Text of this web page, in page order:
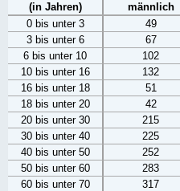
(in Jahren) männlich
0 bis unter 3
49
3 bis unter 6
67
6 bis unter 10
102
10 bis unter 16
132
16 bis unter 18
51
18 bis unter 20
42
20 bis unter 30
215
30 bis unter 40
225
40 bis unter 50
252
50 bis unter 60
283
60 bis unter 70
317